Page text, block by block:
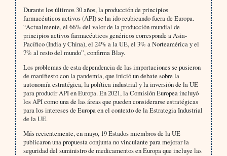
Durante los últimos 30 años, la producción de principios
farmacéuticos activos (API) se ha ido reubicando fuera de Europa.
“Actualmente, el 66% del valor de la producción mundial de
principios activos farmacéuticos genéricos corresponde a Asia-
Pacífico (India y China), el 24% a la UE, el 3% a Norteamérica y el
7% al resto del mundo”, confirma Blay.
Los problemas de esta dependencia de las importaciones se pusieron
de manifiesto con la pandemia, que inició un debate sobre la
autonomía estratégica, la política industrial y la inversión de la UE
para producir API en Europa. En 2021, la Comisión Europea incluyó
los API como una de las áreas que pueden considerarse estratégicas
para los intereses de Europa en el contexto de la Estrategia Industrial
de la UE.
Más recientemente, en mayo, 19 Estados miembros de la UE
publicaron una propuesta conjunta no vinculante para mejorar la
seguridad del suministro de medicamentos en Europa que incluye las